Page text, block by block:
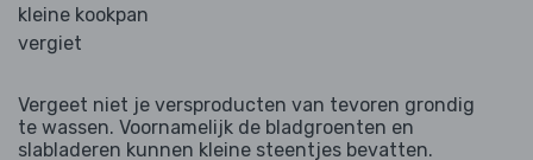
kleine kookpan
vergiet
Vergeet niet je versproducten van tevoren grondig
te wassen. Voornamelijk de bladgroenten en
slabladeren kunnen kleine steentjes bevatten.